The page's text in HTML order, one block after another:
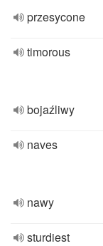
przesycone
timorous
bojaźliwy
naves
nawy
sturdiest